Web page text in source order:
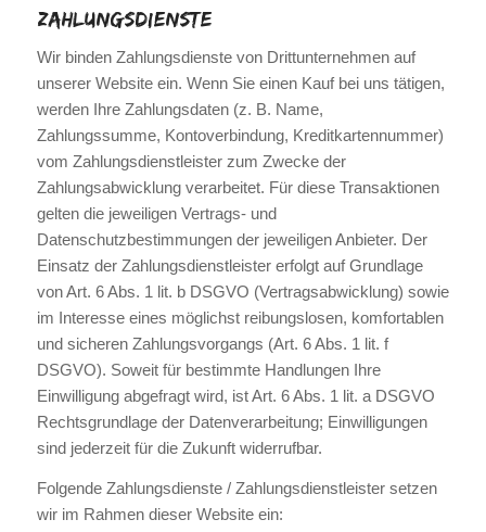
Zahlungsdienste
Wir binden Zahlungsdienste von Drittunternehmen auf
unserer Website ein. Wenn Sie einen Kauf bei uns tätigen,
werden Ihre Zahlungsdaten (z. B. Name,
Zahlungssumme, Kontoverbindung, Kreditkartennummer)
vom Zahlungsdienstleister zum Zwecke der
Zahlungsabwicklung verarbeitet. Für diese Transaktionen
gelten die jeweiligen Vertrags- und
Datenschutzbestimmungen der jeweiligen Anbieter. Der
Einsatz der Zahlungsdienstleister erfolgt auf Grundlage
von Art. 6 Abs. 1 lit. b DSGVO (Vertragsabwicklung) sowie
im Interesse eines möglichst reibungslosen, komfortablen
und sicheren Zahlungsvorgangs (Art. 6 Abs. 1 lit. f
DSGVO). Soweit für bestimmte Handlungen Ihre
Einwilligung abgefragt wird, ist Art. 6 Abs. 1 lit. a DSGVO
Rechtsgrundlage der Datenverarbeitung; Einwilligungen
sind jederzeit für die Zukunft widerrufbar.
Folgende Zahlungsdienste / Zahlungsdienstleister setzen
wir im Rahmen dieser Website ein: